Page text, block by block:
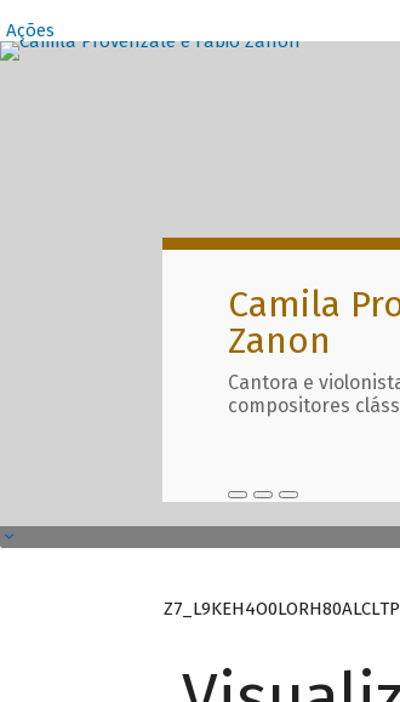
Ações
Destaques
Camila
Zanon
Cantora e
compositores